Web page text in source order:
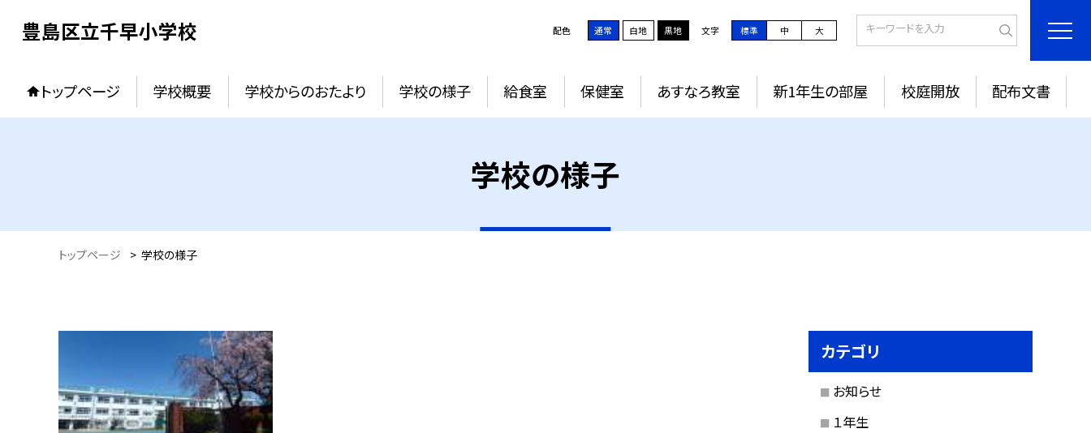
豊島区立千早小学校 配色 通常 白地 黒地 文字 標準 中 大
トップページ 学校概要 学校からのおたより 学校の様子 給食室 保健室 あすなろ教室 新1年生の部屋 校庭開放 配布文書
学校の様子
トップページ > 学校の様子
カテゴリ
お知らせ
１年生